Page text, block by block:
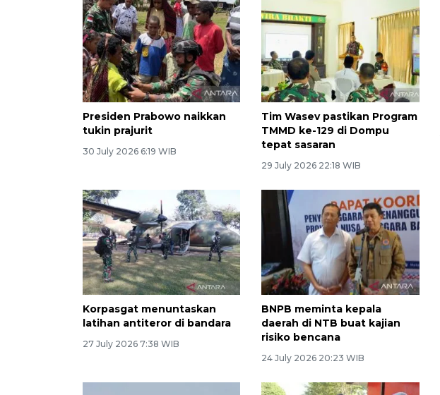
Presiden Prabowo naikkan
tukin prajurit
30 July 2026 6:19 WIB
Tim Wasev pastikan Program
TMMD ke-129 di Dompu
tepat sasaran
29 July 2026 22:18 WIB
Korpasgat menuntaskan
latihan antiteror di bandara
27 July 2026 7:38 WIB
BNPB meminta kepala
daerah di NTB buat kajian
risiko bencana
24 July 2026 20:23 WIB